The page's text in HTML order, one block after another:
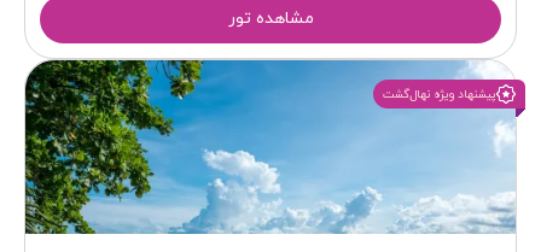
مشاهده تور
پیشنهاد ویژه نهال‌گشت